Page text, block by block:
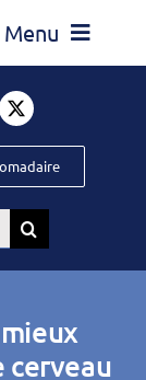
Menu
cerveau